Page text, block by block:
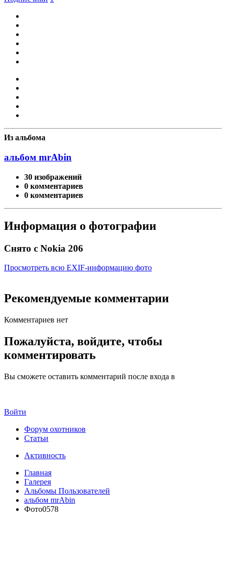
Из альбома
альбом mrAbin
30 изображений
0 комментариев
0 комментариев
Информация о фотографии
Снято с Nokia 206
Просмотреть всю EXIF-информацию фото
Рекомендуемые комментарии
Комментариев нет
Пожалуйста, войдите, чтобы
комментировать
Вы сможете оставить комментарий после входа в
Войти
Форум охотников
Статьи
Активность
Главная
Галерея
Альбомы Пользователей
альбом mrAbin
Фото0578